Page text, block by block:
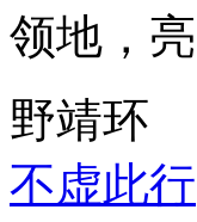
领地，
野靖环
不虚此行